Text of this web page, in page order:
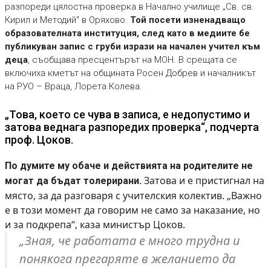
разпореди цялостна проверка в Начално училище „Св. св.
Кирил и Методий“ в Оряхово. Той посети изненадващо
образователната институция, след като в медиите бе
публикуван запис с груби изрази на начален учител към
деца, съобщава пресцентърът на МОН. В срещата се
включиха кметът на общината Росен Добрев и началникът
на РУО – Враца, Лорета Колева.
„Това, което се чува в записа, е недопустимо и
затова веднага разпоредих проверка“, подчерта
проф. Цоков.
По думите му обаче и действията на родителите не
могат да бъдат толерирани.Затова и е пристигнал на
място, за да разговаря с учителския колектив. „Важно
е в този момент да говорим не само за наказание, но
и за подкрепа“, каза министър Цоков.
„Зная, че работата е много трудна и
понякога прегаряте в желанието да